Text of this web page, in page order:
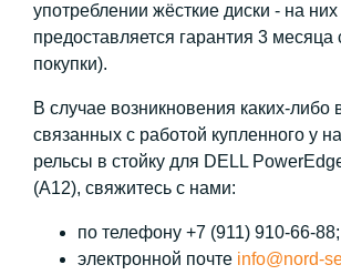
употреблении жёсткие диски - на них
предоставляется гарантия 3 месяца
покупки).
В случае возникновения каких-либо
связанных с работой купленного у
рельсы в стойку для DELL
(A12), свяжитесь с нами:
по телефону +7 (911) 910-66-88;
электронной почте info@nord-